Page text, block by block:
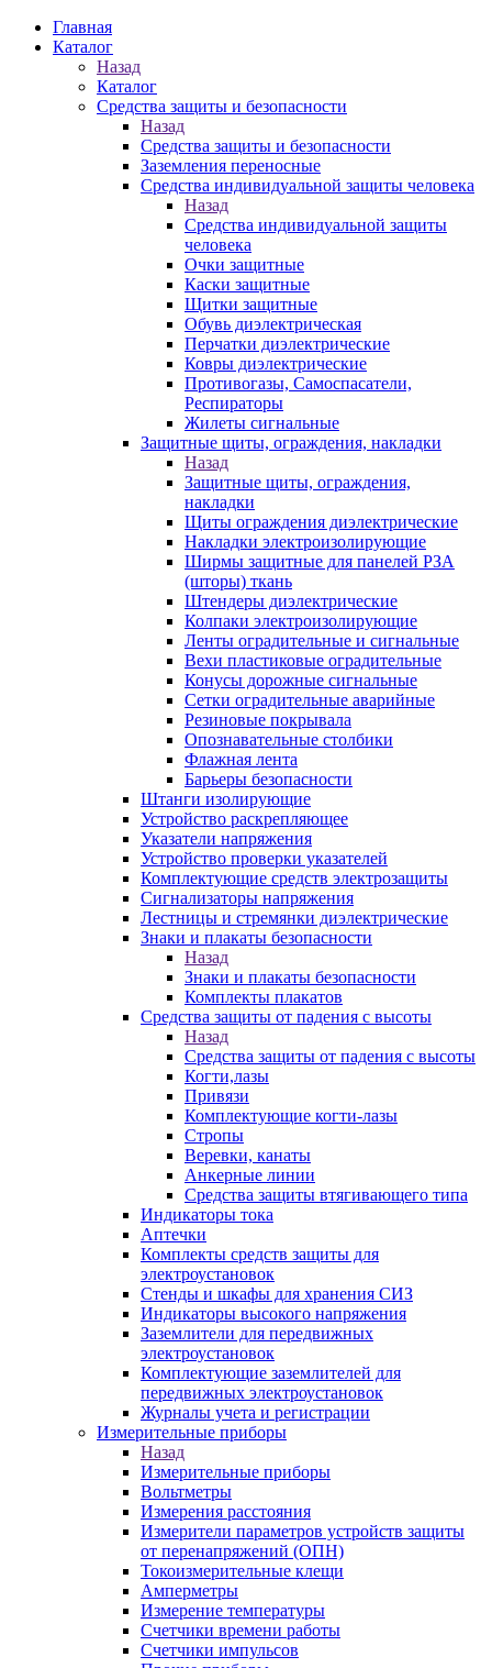
Главная
Каталог
Назад
Каталог
Средства защиты и безопасности
Назад
Средства защиты и безопасности
Заземления переносные
Средства индивидуальной защиты человека
Назад
Средства индивидуальной защиты
человека
Очки защитные
Каски защитные
Щитки защитные
Обувь диэлектрическая
Перчатки диэлектрические
Ковры диэлектрические
Противогазы, Самоспасатели,
Респираторы
Жилеты сигнальные
Защитные щиты, ограждения, накладки
Назад
Защитные щиты, ограждения,
накладки
Щиты ограждения диэлектрические
Накладки электроизолирующие
Ширмы защитные для панелей РЗА
(шторы) ткань
Штендеры диэлектрические
Колпаки электроизолирующие
Ленты оградительные и сигнальные
Вехи пластиковые оградительные
Конусы дорожные сигнальные
Сетки оградительные аварийные
Резиновые покрывала
Опознавательные столбики
Флажная лента
Барьеры безопасности
Штанги изолирующие
Устройство раскрепляющее
Указатели напряжения
Устройство проверки указателей
Комплектующие средств электрозащиты
Сигнализаторы напряжения
Лестницы и стремянки диэлектрические
Знаки и плакаты безопасности
Назад
Знаки и плакаты безопасности
Комплекты плакатов
Средства защиты от падения с высоты
Назад
Средства защиты от падения с высоты
Когти,лазы
Привязи
Комплектующие когти-лазы
Стропы
Веревки, канаты
Анкерные линии
Средства защиты втягивающего типа
Индикаторы тока
Аптечки
Комплекты средств защиты для
электроустановок
Стенды и шкафы для хранения СИЗ
Индикаторы высокого напряжения
Заземлители для передвижных
электроустановок
Комплектующие заземлителей для
передвижных электроустановок
Журналы учета и регистрации
Измерительные приборы
Назад
Измерительные приборы
Вольтметры
Измерения расстояния
Измерители параметров устройств защиты
от перенапряжений (ОПН)
Токоизмерительные клещи
Амперметры
Измерение температуры
Счетчики времени работы
Счетчики импульсов